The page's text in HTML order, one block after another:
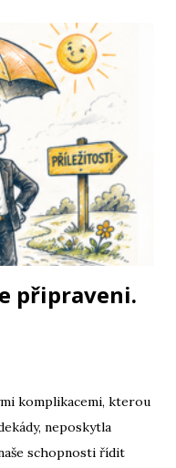
připraveni.
komplikacemi, kterou
neposkytla
schopnosti řídit